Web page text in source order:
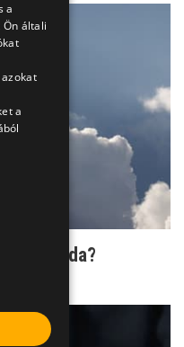
legenda?
a
általi
a